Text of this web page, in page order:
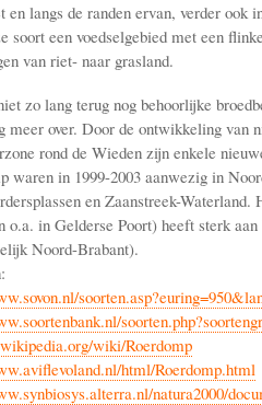
en langs de randen ervan, verder ook
soort een voedselgebied met een
van riet- naar grasland.
zo lang terug nog behoorlijke
meer over. Door de ontwikkeling van
rond de Wieden zijn enkele
waren in 1999-2003 aanwezig in
en Zaanstreek-
o.a. in Gelderse Poort) heeft sterk
Noord-Brabant).
wiki/Roerdomp
html/Roerdomp.html
natura2000/